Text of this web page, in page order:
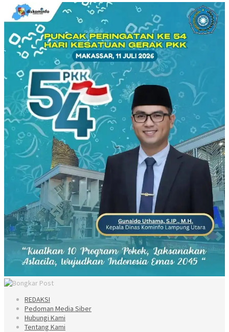
REDAKSI
Pedoman Media Siber
Hubungi Kami
Tentang Kami